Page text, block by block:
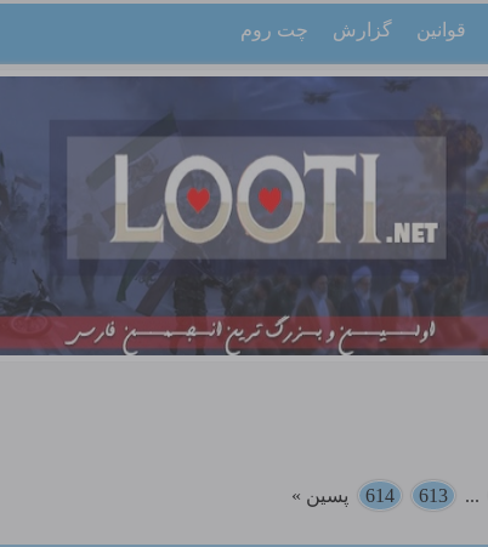
قوانین گزارش چت روم
...
613
614 پسین »